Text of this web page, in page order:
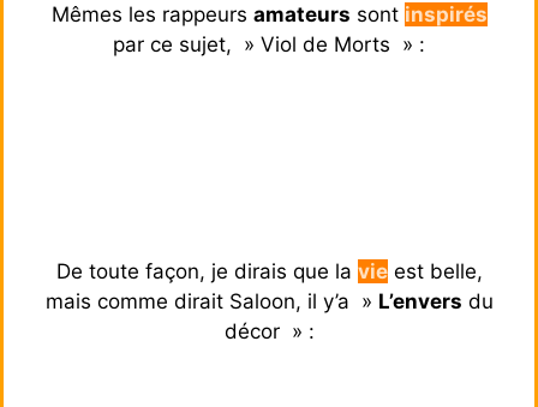
Mêmes les rappeurs amateurs sont inspirés
par ce sujet, » Viol de Morts » :
De toute façon, je dirais que la vieest belle,
mais comme dirait Saloon, il y’a » L’envers du
décor » :